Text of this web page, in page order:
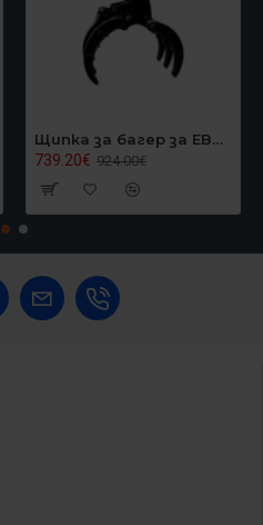
Щипка за багер за EB24/EB27, Graecus EB27GRAPPLER
739.20€ 924.00€